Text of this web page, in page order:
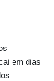
em dias